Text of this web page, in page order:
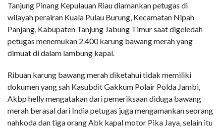
Tanjung Pinang Kepulauan Riau diamankan petugas di
wilayah perairan Kuala Pulau Burung, Kecamatan Nipah
Panjang, Kabupaten Tanjung Jabung Timur saat digeledah
petugas menemukan 2.400 karung bawang merah yang
dimuat di dalam lambung kapal.
Ribuan karung bawang merah diketahui tidak memiliki
dokumen yang sah Kasubdit Gakkum Polair Polda Jambi,
Akbp helly mengatakan dari pemeriksaan diduga bawang
merah berasal dari India petugas juga mengamankan seorang
nahkoda dan tiga orang Abk kapal motor Pika Jaya, selain itu